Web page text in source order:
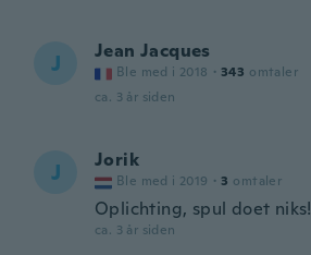
J Jean Jacques
Ble med i 2018 · 343 omtaler
ca. 3 år siden
J Jorik
Ble med i 2019 · 3 omtaler
Oplichting, spul doet niks!
ca. 3 år siden